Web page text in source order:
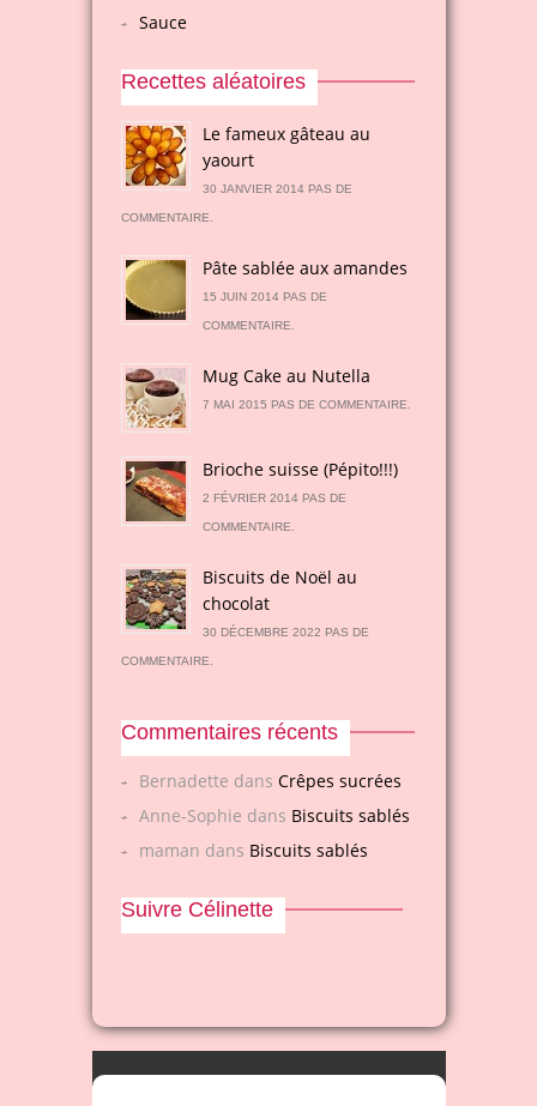
Sauce
Recettes aléatoires
Le fameux gâteau au
yaourt
30 JANVIER 2014 PAS DE
COMMENTAIRE.
Pâte sablée aux amandes
15 JUIN 2014 PAS DE
COMMENTAIRE.
Mug Cake au Nutella
7 MAI 2015 PAS DE COMMENTAIRE.
Brioche suisse (Pépito!!!)
2 FÉVRIER 2014 PAS DE
COMMENTAIRE.
Biscuits de Noël au
chocolat
30 DÉCEMBRE 2022 PAS DE
COMMENTAIRE.
Commentaires récents
Bernadette dansCrêpes sucrées
Anne-Sophie dans Biscuits sablés
maman dans Biscuits sablés
Suivre Célinette